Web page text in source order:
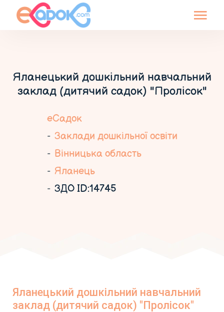
Яланецький дошкільний навчальний
заклад (дитячий садок) "Пролісок"
еСадок
Заклади дошкільної освіти
Вінницька область
Яланець
ЗДО ID:14745
Яланецький дошкільний навчальний
заклад (дитячий садок) "Пролісок"